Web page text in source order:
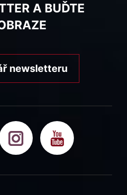
A BUĎTE
newsletteru